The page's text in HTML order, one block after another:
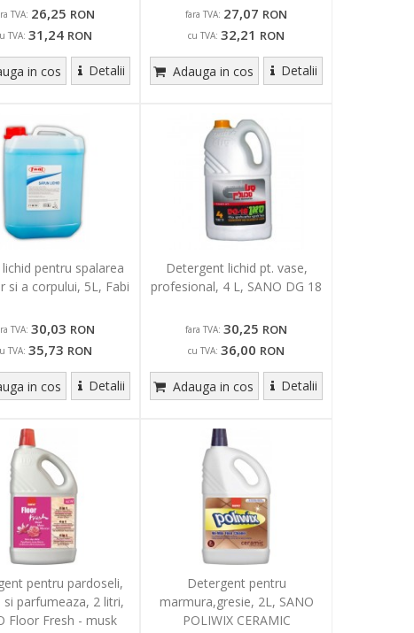
TVA: 26,25 RON
TVA: 31,24 RON
in cos Detalii
fara TVA: 27,07 RON
cu TVA: 32,21 RON
Adauga in cos Detalii
lichid pentru spalarea
si a corpului, 5L, Fabi
TVA: 30,03 RON
TVA: 35,73 RON
in cos Detalii
Detergent lichid pt. vase,
profesional, 4 L, SANO DG 18
fara TVA: 30,25 RON
cu TVA: 36,00 RON
Adauga in cos Detalii
pentru pardoseli,
si parfumeaza, 2 litri,
Floor Fresh - musk
Detergent pentru
marmura,gresie, 2L, SANO
POLIWIX CERAMIC